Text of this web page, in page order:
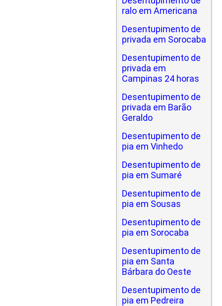
ralo em Americana
Desentupimento de
privada em Sorocaba
Desentupimento de
privada em
Campinas 24 horas
Desentupimento de
privada em Barão
Geraldo
Desentupimento de
pia em Vinhedo
Desentupimento de
pia em Sumaré
Desentupimento de
pia em Sousas
Desentupimento de
pia em Sorocaba
Desentupimento de
pia em Santa
Bárbara do Oeste
Desentupimento de
pia em Pedreira